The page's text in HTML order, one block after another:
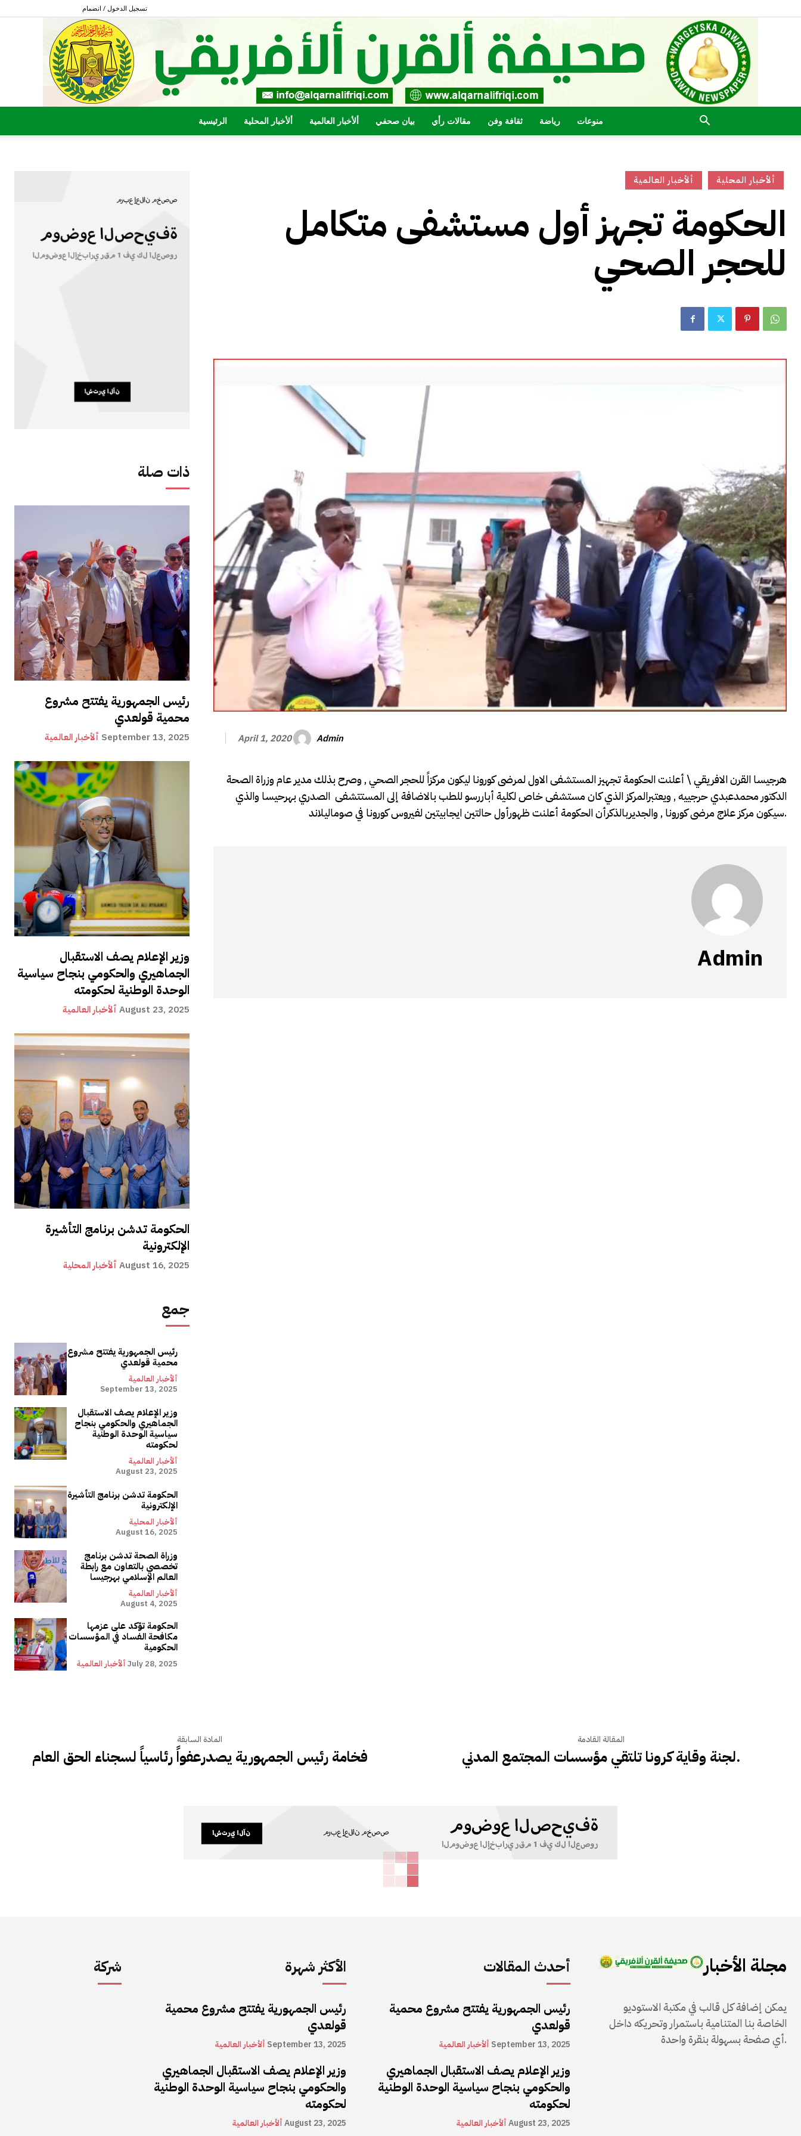
تسجيل الدخول / انضمام
الرئيسية ألأخبار المحلية ألأخبار العالمية بيان صحفي مقالات رأي ثقافة وفن رياضة منوعات
ذات صلة
رئيس الجمهورية يفتتح مشروع
محمية قولعدي
ألأخبار العالمية September 13, 2025
وزير الإعلام يصف الاستقبال
الجماهيري والحكومي بنجاح سياسية
الوحدة الوطنية لحكومته
ألأخبار العالمية August 23, 2025
الحكومة تدشن برنامج التأشيرة
الإلكترونية
ألأخبار المحلية August 16, 2025
جمع
رئيس الجمهورية يفتتح مشروع
محمية قولعدي
ألأخبار العالمية
September 13, 2025
وزير الإعلام يصف الاستقبال
الجماهيري والحكومي بنجاح
سياسية الوحدة الوطنية
لحكومته
ألأخبار العالمية
August 23, 2025
الحكومة تدشن برنامج التأشيرة
الإلكترونية
ألأخبار المحلية
August 16, 2025
وزراة الصحة تدشن برنامج
تخصصي بالتعاون مع رابطة
العالم الإسلامي بهرجيسا
ألأخبار العالمية
August 4, 2025
الحكومة تؤكد على عزمها
مكافحة الفساد في المؤسسات
الحكومية
ألأخبار العالمية July 28, 2025
ألأخبار العالمية ألأخبار المحلية
الحكومة تجهز أول مستشفى متكامل
للحجر الصحي
April 1, 2020 Admin
هرجيسا القرن الافريقي \ أعلنت الحكومة تجهيز المستشفى الاول لمرضى كورونا ليكون مركزاً للحجر الصحي , وصرح بذلك مدير عام وزراة الصحة
الدكتور محمدعبدي حرجييه , ويعتبرالمركز الذي كان مستشفى خاص لكلية أباررسو للطب بالاضافة إلى المستتشفى الصدري بهرحيسا والذي
سيكون مركز علاج مرضى كورونا , والجديربالذكرأن الحكومة أعلنت ظهورأول حالتين ايجابيتين لفيروس كورونا في صوماليلاند.
Admin
المادة السابقة
فخامة رئيس الجمهورية يصدرعفواً رئاسياً لسجناء الحق العام
المقالة القادمة
لجنة وقاية كرونا تلتقي مؤسسات المجتمع المدني.
شركة الأكثر شهرة
رئيس الجمهورية يفتتح مشروع محمية
قولعدي
ألأخبار العالمية September 13, 2025
وزير الإعلام يصف الاستقبال الجماهيري
والحكومي بنجاح سياسية الوحدة الوطنية
لحكومته
ألأخبار العالميةAugust 23, 2025
أحدث المقالات
رئيس الجمهورية يفتتح مشروع محمية
قولعدي
ألأخبار العالمية September 13, 2025
وزير الإعلام يصف الاستقبال الجماهيري
والحكومي بنجاح سياسية الوحدة الوطنية
لحكومته
ألأخبار العالميةAugust 23, 2025
مجلة الأخبار
يمكن إضافة كل قالب في مكتبة الاستوديو
الخاصة بنا المتنامية باستمرار وتحريكه داخل
أي صفحة بسهولة بنقرة واحدة.